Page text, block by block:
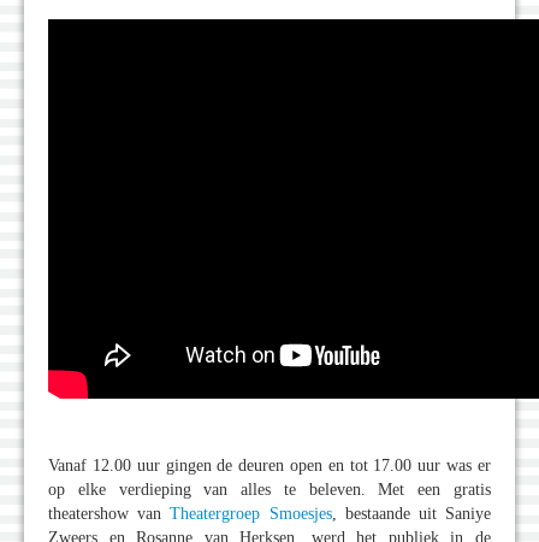
Vanaf 12.00 uur gingen de deuren open en tot 17.00 uur was er
op elke verdieping van alles te beleven. Met een gratis
theatershow vanTheatergroep Smoesjes, bestaande uit Saniye
Zweers en Rosanne van Herksen, werd het publiek in de